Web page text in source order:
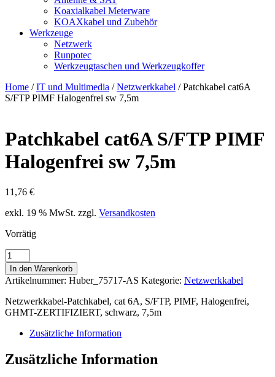
Koaxialkabel Meterware
KOAXkabel und Zubehör
Werkzeuge
Netzwerk
Runpotec
Werkzeugtaschen und Werkzeugkoffer
Home /IT und Multimedia /Netzwerkkabel / Patchkabel cat6A
S/FTP PIMF Halogenfrei sw 7,5m
Patchkabel cat6A S/FTP PIMF
Halogenfrei sw 7,5m
11,76 €
exkl. 19 % MwSt. zzgl. Versandkosten
Vorrätig
Patchkabel
cat6A
S/FTP
PIMF
Halogenfrei
sw
Menge
In den Warenkorb
Artikelnummer: Huber_75717-AS Kategorie: Netzwerkkabel
Netzwerkkabel-Patchkabel, cat 6A, S/FTP, PIMF, Halogenfrei,
GHMT-ZERTIFIZIERT, schwarz, 7,5m
Zusätzliche Information
Zusätzliche Information